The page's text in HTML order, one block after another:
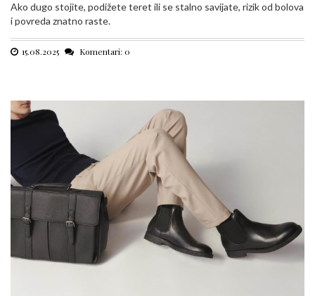
Ako dugo stojite, podižete teret ili se stalno savijate, rizik od bolova
i povreda znatno raste.
15.08.2025 Komentari: 0